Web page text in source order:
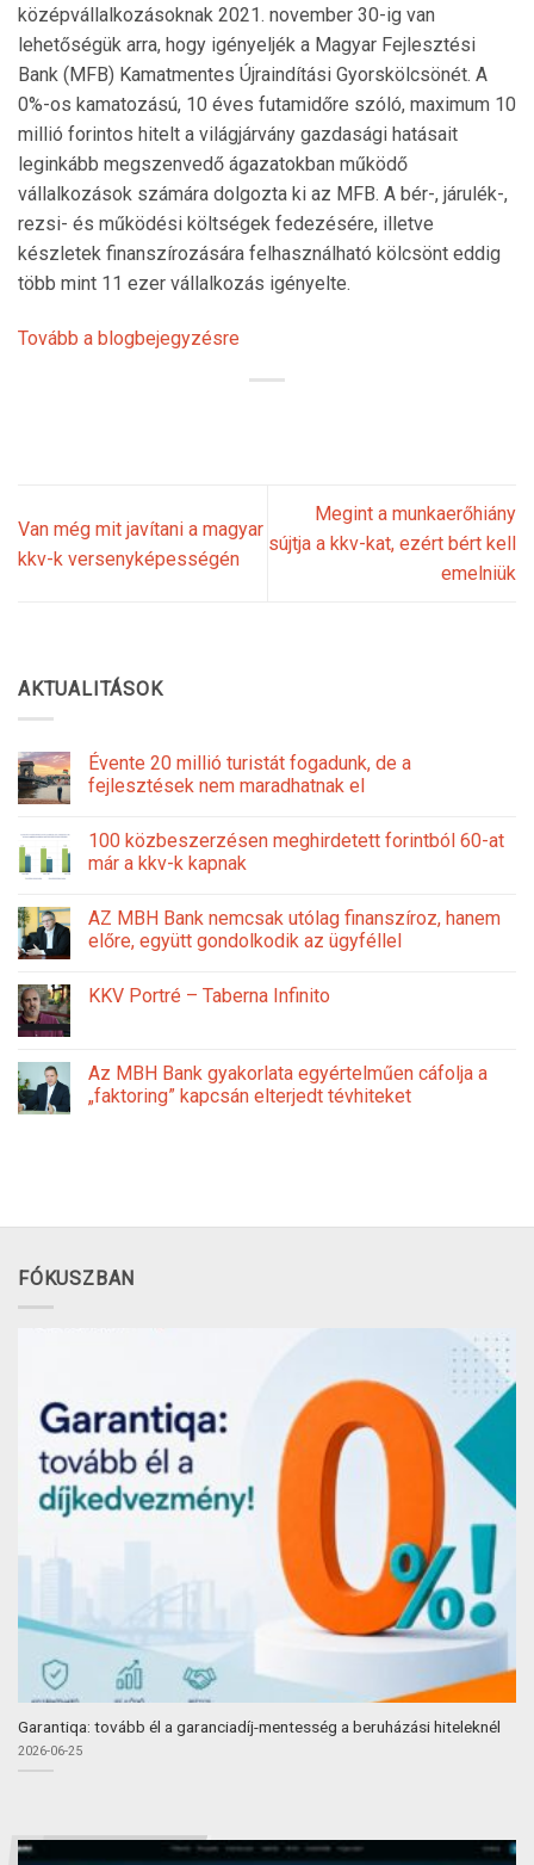
középvállalkozásoknak 2021. november 30-ig van
lehetőségük arra, hogy igényeljék a Magyar Fejlesztési
Bank (MFB) Kamatmentes Újraindítási Gyorskölcsönét. A
0%-os kamatozású, 10 éves futamidőre szóló, maximum 10
millió forintos hitelt a világjárvány gazdasági hatásait
leginkább megszenvedő ágazatokban működő
vállalkozások számára dolgozta ki az MFB. A bér-, járulék-,
rezsi- és működési költségek fedezésére, illetve
készletek finanszírozására felhasználható kölcsönt eddig
több mint 11 ezer vállalkozás igényelte.
Tovább a blogbejegyzésre
Van még mit javítani a magyar
kkv-k versenyképességén
Megint a munkaerőhiány
sújtja a kkv-kat, ezért bért kell
emelniük
AKTUALITÁSOK
Évente 20 millió turistát fogadunk, de a
fejlesztések nem maradhatnak el
100 közbeszerzésen meghirdetett forintból 60-at
már a kkv-k kapnak
AZ MBH Bank nemcsak utólag finanszíroz, hanem
előre, együtt gondolkodik az ügyféllel
KKV Portré – Taberna Infinito
Az MBH Bank gyakorlata egyértelműen cáfolja a
„faktoring” kapcsán elterjedt tévhiteket
FÓKUSZBAN
Garantiqa: tovább él a garanciadíj-mentesség a beruházási hiteleknél
2026-06-25